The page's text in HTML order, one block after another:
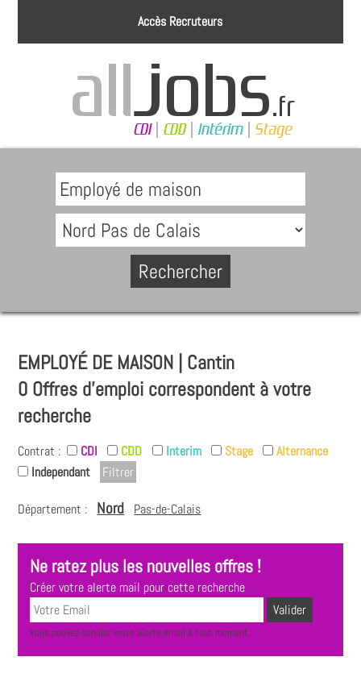
Accès Recruteurs
EMPLOYÉ DE MAISON | Cantin
0 Offres d'emploi correspondent à votre
recherche
Contrat : CDI CDD Interim Stage
Alternance
Independant
Département : Nord Pas-de-Calais
Ne ratez plus les nouvelles offres !
Créer votre alerte mail pour cette recherche
Vous pouvez annuler votre alerte email à tout moment.